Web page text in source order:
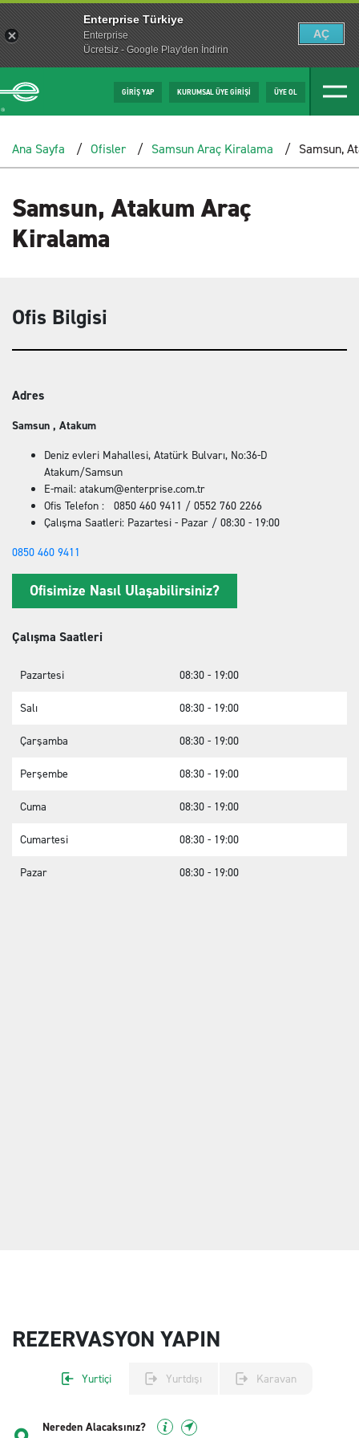
GİRİŞ YAP KURUMSAL ÜYE GİRİŞİ ÜYE OL
Ana Sayfa Ofisler Samsun Araç Kiralama Samsun,
Samsun, Atakum Araç
Kiralama
Ofis Bilgisi
Adres
Samsun , Atakum
Deniz evleri Mahallesi, Atatürk Bulvarı, No:36-D
Atakum/Samsun
E-mail: atakum@enterprise.com.tr
Ofis Telefon : 0850 460 9411 / 0552 760 2266
Çalışma Saatleri: Pazartesi - Pazar / 08:30 - 19:00
0850 460 9411
Ofisimize Nasıl Ulaşabilirsiniz?
Çalışma Saatleri
Pazartesi 08:30 - 19:00
Salı 08:30 - 19:00
Çarşamba 08:30 - 19:00
Perşembe 08:30 - 19:00
Cuma 08:30 - 19:00
Cumartesi 08:30 - 19:00
Pazar 08:30 - 19:00
REZERVASYON YAPIN
Yurtiçi Yurtdışı Karavan
Nereden Alacaksınız?
Enterprise Türkiye
Enterprise
Ücretsiz - Google Play'den İndirin
AÇ